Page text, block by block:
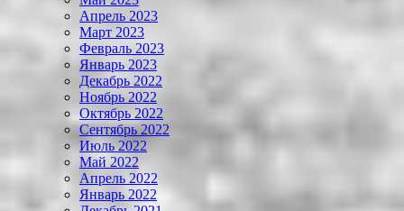
Апрель 2023
Март 2023
Февраль 2023
Январь 2023
Декабрь 2022
Ноябрь 2022
Октябрь 2022
Сентябрь 2022
Июль 2022
Май 2022
Апрель 2022
Январь 2022